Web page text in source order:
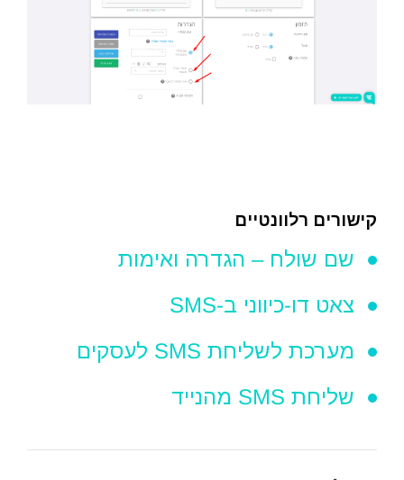
קישורים רלוונטיים
שם שולח – הגדרה ואימות
צאט דו-כיווני ב-SMS
מערכת לשליחת SMS לעסקים
שליחת SMS מהנייד